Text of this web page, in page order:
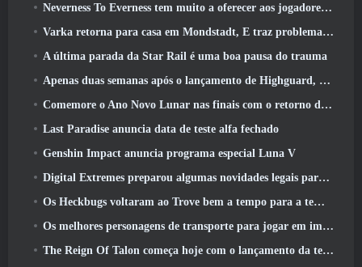
Neverness To Everness tem muito a oferecer aos jogadores, Particularmente divertido
Varka retorna para casa em Mondstadt, E traz problemas com ele na atualização Luna V do Genshin Impact
A última parada da Star Rail é uma boa pausa do trauma
Apenas duas semanas após o lançamento de Highguard, Wildlight Entertainment anuncia demissões
Comemore o Ano Novo Lunar nas finais com o retorno do ‘Modo Bank It’
Last Paradise anuncia data de teste alfa fechado
Genshin Impact anuncia programa especial Luna V
Digital Extremes preparou algumas novidades legais para comemorar o ano novo lunar no Warframe
Os Heckbugs voltaram ao Trove bem a tempo para a temporada do amor
Os melhores personagens de transporte para jogar em impasse
The Reign Of Talon começa hoje com o lançamento da temporada Overwatch 1: Conquista